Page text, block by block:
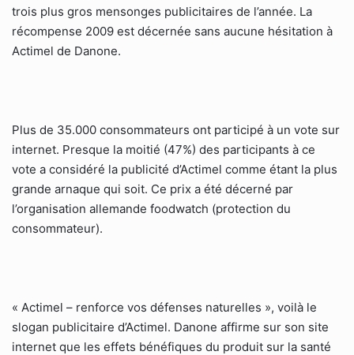
trois plus gros mensonges publicitaires de l’année. La
récompense 2009 est décernée sans aucune hésitation à
Actimel de Danone.
Plus de 35.000 consommateurs ont participé à un vote sur
internet. Presque la moitié (47%) des participants à ce
vote a considéré la publicité d’Actimel comme étant la plus
grande arnaque qui soit. Ce prix a été décerné par
l’organisation allemande foodwatch (protection du
consommateur).
« Actimel – renforce vos défenses naturelles », voilà le
slogan publicitaire d’Actimel. Danone affirme sur son site
internet que les effets bénéfiques du produit sur la santé